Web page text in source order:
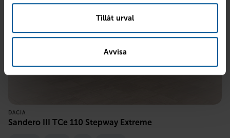
Tillåt urval
Avvisa
DACIA
Sandero III TCe 110 Stepway Extreme